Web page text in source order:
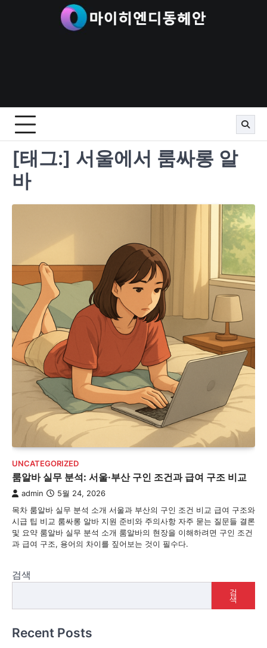
[태그:] 서울에서 룸싸롱 알
바
UNCATEGORIZED
룸알바 실무 분석: 서울·부산 구인 조건과 급여 구조 비교
admin 5월 24, 2026
목차 룸알바 실무 분석 소개 서울과 부산의 구인 조건 비교 급여 구조와
시급 팁 비교 룸싸롱 알바 지원 준비와 주의사항 자주 묻는 질문들 결론
및 요약 룸알바 실무 분석 소개 룸알바의 현장을 이해하려면 구인 조건
과 급여 구조, 용어의 차이를 짚어보는 것이 필수다.
검색
검
색
Recent Posts